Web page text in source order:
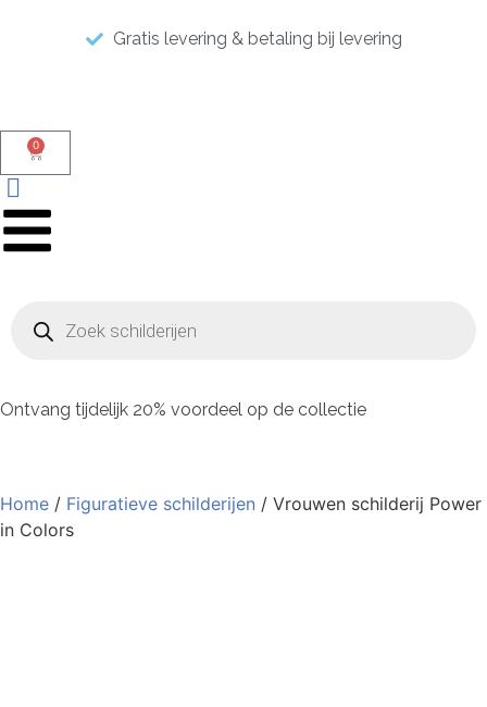
Gratis levering & betaling bij levering
0
Ontvang tijdelijk 20% voordeel op de collectie
Home / Figuratieve schilderijen / Vrouwen schilderij Power
in Colors